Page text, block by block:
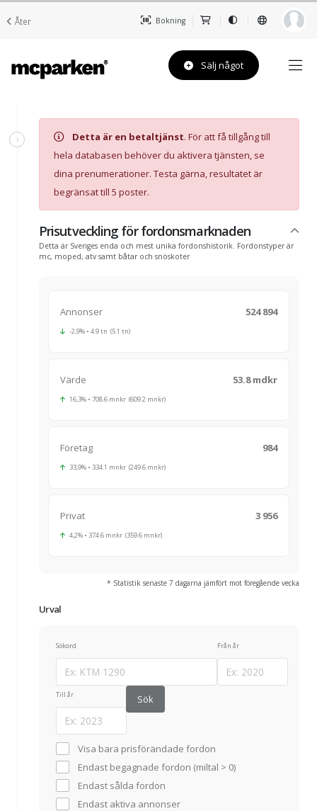
Åter Bokning
Sälj något
Detta är en betaltjänst. För att få tillgång till
hela databasen behöver du aktivera tjänsten, se
dina prenumerationer. Testa gärna, resultatet är
begränsat till 5 poster.
Prisutveckling för fordonsmarknaden
Detta är Sveriges enda och mest unika fordonshistorik. Fordonstyper är
mc, moped, atv samt båtar och snöskoter
Annonser 524 894
-2,9% • 4.9 tn (5.1 tn)
Värde 53.8 mdkr
16,3% • 708.6 mnkr (609.2 mnkr)
Företag 984
33,9% • 334.1 mnkr (249.6 mnkr)
Privat 3 956
4,2% • 374.6 mnkr (359.6 mnkr)
* Statistik senaste 7 dagarna jämfört mot föregående vecka
Urval
Sökord Från år
Till år
Visa bara prisförändade fordon
Endast begagnade fordon (miltal > 0)
Endast sålda fordon
Endast aktiva annonser